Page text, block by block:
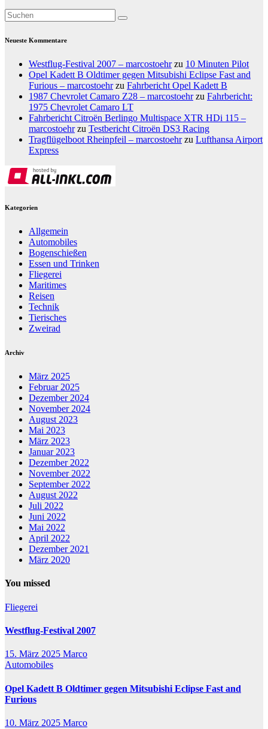
Neueste Kommentare
Westflug-Festival 2007 – marcostoehrzu 10 Minuten Pilot
Opel Kadett B Oldtimer gegen Mitsubishi Eclipse Fast and
Furious – marcostoehrzu Fahrbericht Opel Kadett B
1987 Chevrolet Camaro Z28 – marcostoehrzu Fahrbericht:
1975 Chevrolet Camaro LT
Fahrbericht Citroën Berlingo Multispace XTR HDi 115 –
marcostoehrzu Testbericht Citroën DS3 Racing
Tragflügelboot Rheinpfeil – marcostoehrzu Lufthansa Airport
Express
Kategorien
Allgemein
Automobiles
Bogenschießen
Essen und Trinken
Fliegerei
Maritimes
Reisen
Technik
Tierisches
Zweirad
Archiv
März 2025
Februar 2025
Dezember 2024
November 2024
August 2023
Mai 2023
März 2023
Januar 2023
Dezember 2022
November 2022
September 2022
August 2022
Juli 2022
Juni 2022
Mai 2022
April 2022
Dezember 2021
März 2020
You missed
Fliegerei
Westflug-Festival 2007
15. März 2025 Marco
Automobiles
Opel Kadett B Oldtimer gegen Mitsubishi Eclipse Fast and
Furious
10. März 2025 Marco